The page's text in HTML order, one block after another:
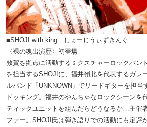
■SHOJI with king しょーじうぃずきんぐ
〈裸の魂出演歴〉初登場
敦賀を拠点に活動するミクスチャーロックバン
を担当するSHOJIに、福井嶺北を代表するガレ
ルバンド「UNKNOWN」でリードギターを担当
ドッキング。福井のやんちゃなロックシーンを
ティックユニットを組んだらどうなるか…主催
ファー。SHOJI氏は弾き語りでの活動にも定評